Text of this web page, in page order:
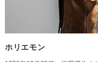
ホリエモン